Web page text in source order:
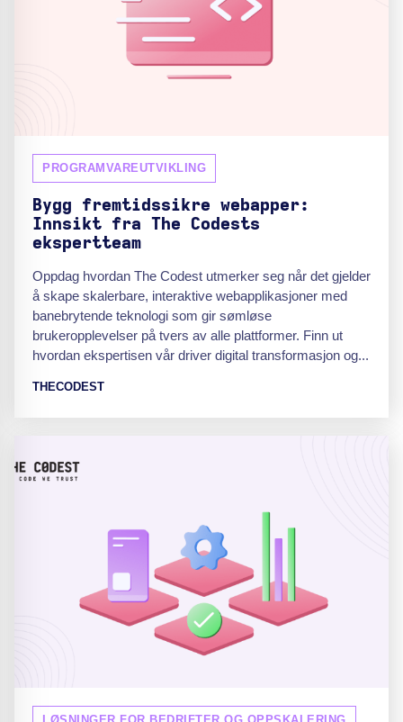
PROGRAMVAREUTVIKLING
Bygg fremtidssikre webapper:
Innsikt fra The Codests
ekspertteam
Oppdag hvordan The Codest utmerker seg når det gjelder
å skape skalerbare, interaktive webapplikasjoner med
banebrytende teknologi som gir sømløse
brukeropplevelser på tvers av alle plattformer. Finn ut
hvordan ekspertisen vår driver digital transformasjon og...
THECODEST